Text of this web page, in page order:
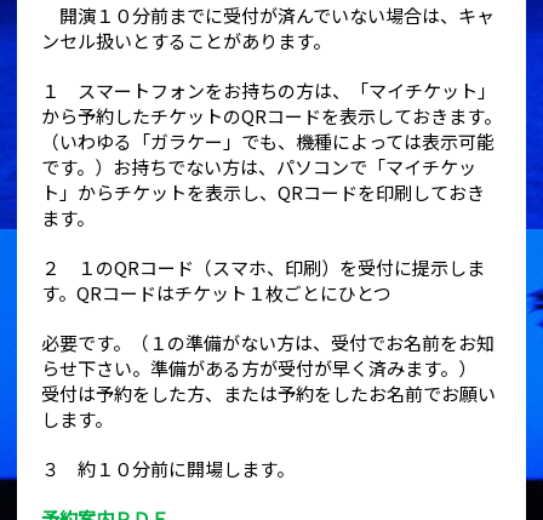
開演１０分前までに受付が済んでいない場合は、キャ
ンセル扱いとすることがあります。
１ スマートフォンをお持ちの方は、「マイチケット」
から予約したチケットのQRコードを表示しておきます。
（いわゆる「ガラケー」でも、機種によっては表示可能
です。）お持ちでない方は、パソコンで「マイチケッ
ト」からチケットを表示し、QRコードを印刷しておき
ます。
２ １のQRコード（スマホ、印刷）を受付に提示しま
す。QRコードはチケット１枚ごとにひとつ
必要です。（１の準備がない方は、受付でお名前をお知
らせ下さい。準備がある方が受付が早く済みます。）
受付は予約をした方、または予約をしたお名前でお願い
します。
３ 約１０分前に開場します。